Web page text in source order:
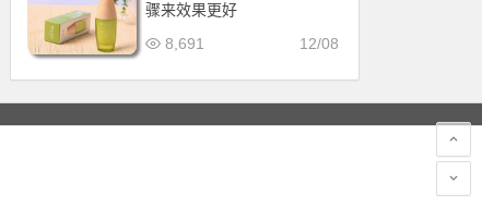
骤来效果更好
12/08
8,691